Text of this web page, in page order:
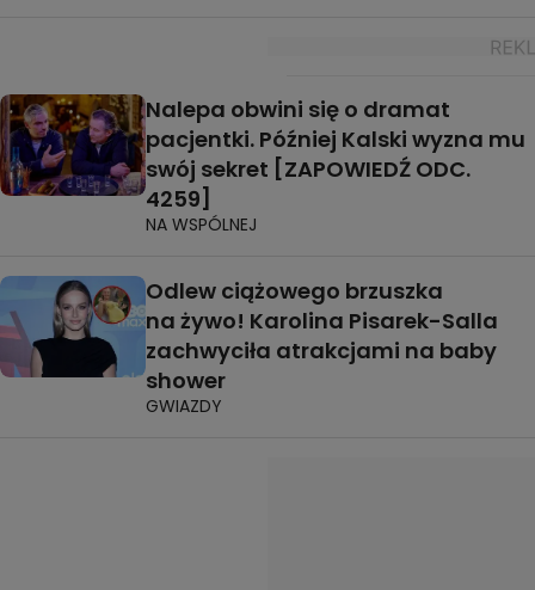
Nalepa obwini się o dramat
pacjentki. Później Kalski wyzna mu
swój sekret [ZAPOWIEDŹ ODC.
4259]
NA WSPÓLNEJ
Odlew ciążowego brzuszka
na żywo! Karolina Pisarek-Salla
zachwyciła atrakcjami na baby
shower
GWIAZDY